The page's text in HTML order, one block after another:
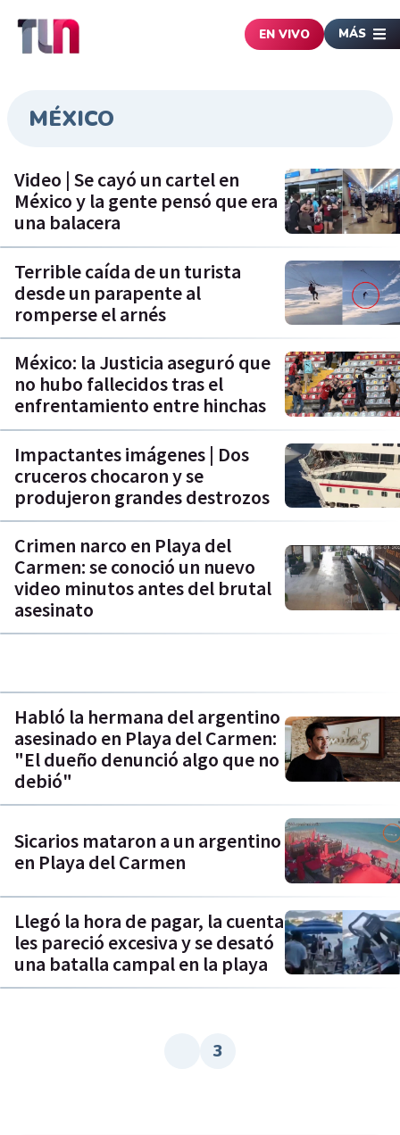
EN VIVO MÁS
MÉXICO
Video | Se cayó un cartel en
México y la gente pensó que era
una balacera
Terrible caída de un turista
desde un parapente al
romperse el arnés
México: la Justicia aseguró que
no hubo fallecidos tras el
enfrentamiento entre hinchas
Impactantes imágenes | Dos
cruceros chocaron y se
produjeron grandes destrozos
Crimen narco en Playa del
Carmen: se conoció un nuevo
video minutos antes del brutal
asesinato
Habló la hermana del argentino
asesinado en Playa del Carmen:
"El dueño denunció algo que no
debió"
Sicarios mataron a un argentino
en Playa del Carmen
Llegó la hora de pagar, la cuenta
les pareció excesiva y se desató
una batalla campal en la playa
3